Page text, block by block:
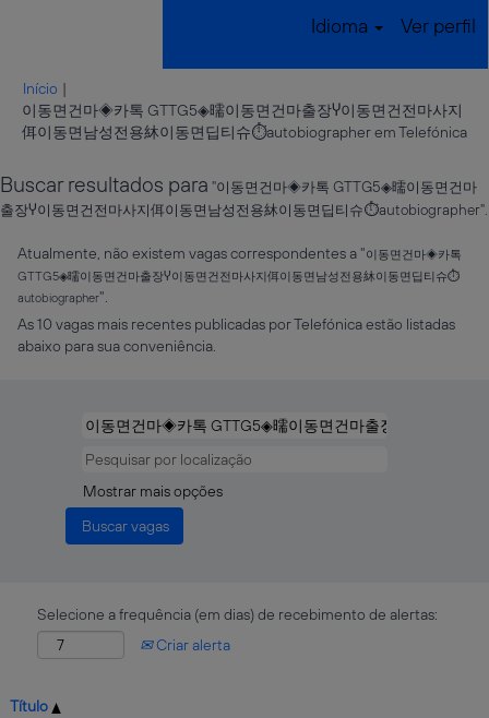
Idioma Ver perfil
Início |
이동면건마◈카톡 GTTG5◈曘이동면건마출장Ⴤ이동면건전마사지
佴이동면남성전용䊾이동면딥티슈⏱autobiographer em Telefónica
Buscar resultados para "이동면건마◈카톡 GTTG5◈曘이동면건마
출장Ⴤ이동면건전마사지佴이동면남성전용䊾이동면딥티슈⏱autobiographer".
Atualmente, não existem vagas correspondentes a "이동면건마◈카톡
GTTG5◈曘이동면건마출장Ⴤ이동면건전마사지佴이동면남성전용䊾이동면딥티슈⏱
autobiographer".
As 10 vagas mais recentes publicadas por Telefónica estão listadas
abaixo para sua conveniência.
Mostrar mais opções
Selecione a frequência (em dias) de recebimento de alertas:
Criar alerta
Título